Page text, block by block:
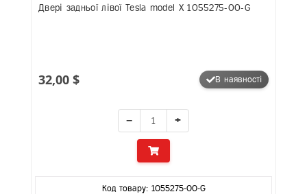
Двері задньої лівої Tesla model X 1055275-00-G
32,00 $ В наявності
− +
Код товару: 1055275-00-G